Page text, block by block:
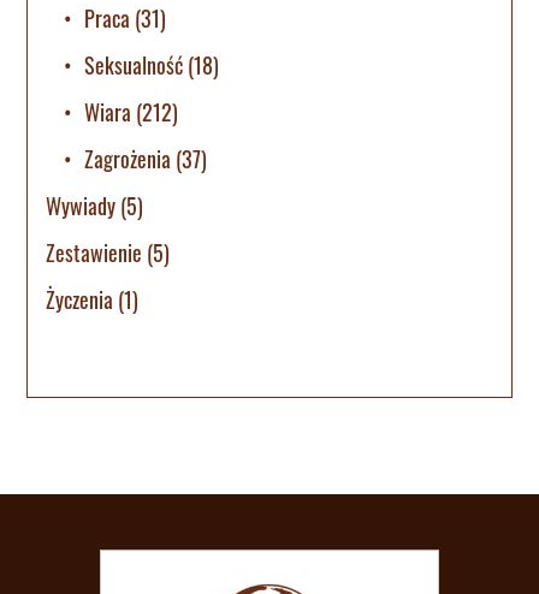
Praca (31)
Seksualność(18)
Wiara (212)
Zagrożenia (37)
Wywiady(5)
Zestawienie (5)
Życzenia (1)